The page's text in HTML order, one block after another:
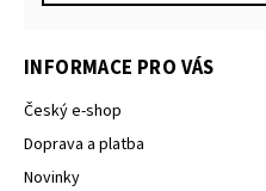
INFORMACE PRO VÁS
Český e-shop
Doprava a platba
Novinky